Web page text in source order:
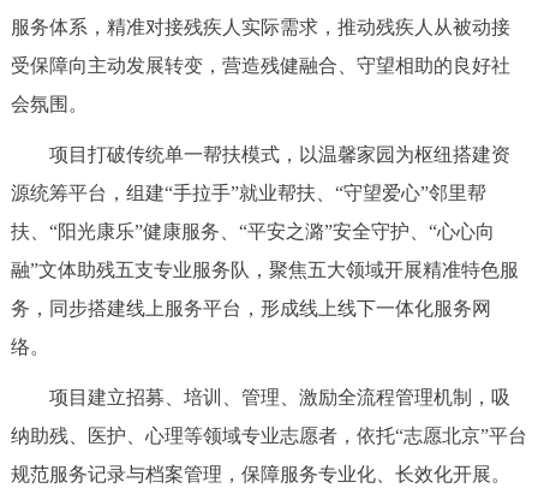
服务体系，精准对接残疾人实际需求，推动残疾人从被动接
受保障向主动发展转变，营造残健融合、守望相助的良好社
会氛围。
项目打破传统单一帮扶模式，以温馨家园为枢纽搭建资
源统筹平台，组建“手拉手”就业帮扶、“守望爱心”邻里帮
扶、“阳光康乐”健康服务、“平安之潞”安全守护、“心心向
融”文体助残五支专业服务队，聚焦五大领域开展精准特色服
务，同步搭建线上服务平台，形成线上线下一体化服务网
络。
项目建立招募、培训、管理、激励全流程管理机制，吸
纳助残、医护、心理等领域专业志愿者，依托“志愿北京”平台
规范服务记录与档案管理，保障服务专业化、长效化开展。